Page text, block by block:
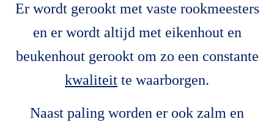
Er wordt gerookt met vaste rookmeesters
en er wordt altijd met eikenhout en
beukenhout gerookt om zo een constante
kwaliteit te waarborgen.
Naast paling worden er ook zalm en